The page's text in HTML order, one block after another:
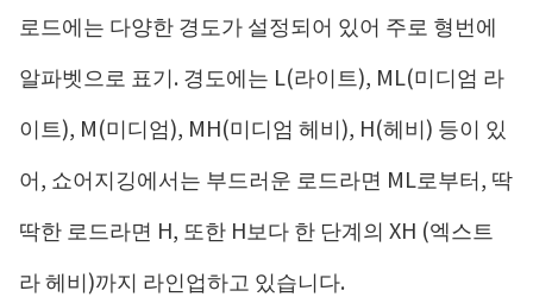
로드에는 다양한 경도가 설정되어 있어 주로 형번에
알파벳으로 표기. 경도에는 L(라이트), ML(미디엄 라
이트), M(미디엄), MH(미디엄 헤비), H(헤비) 등이 있
어, 쇼어지깅에서는 부드러운 로드라면 ML로부터, 딱
딱한 로드라면 H, 또한 H보다 한 단계의 XH (엑스트
라 헤비)까지 라인업하고 있습니다.